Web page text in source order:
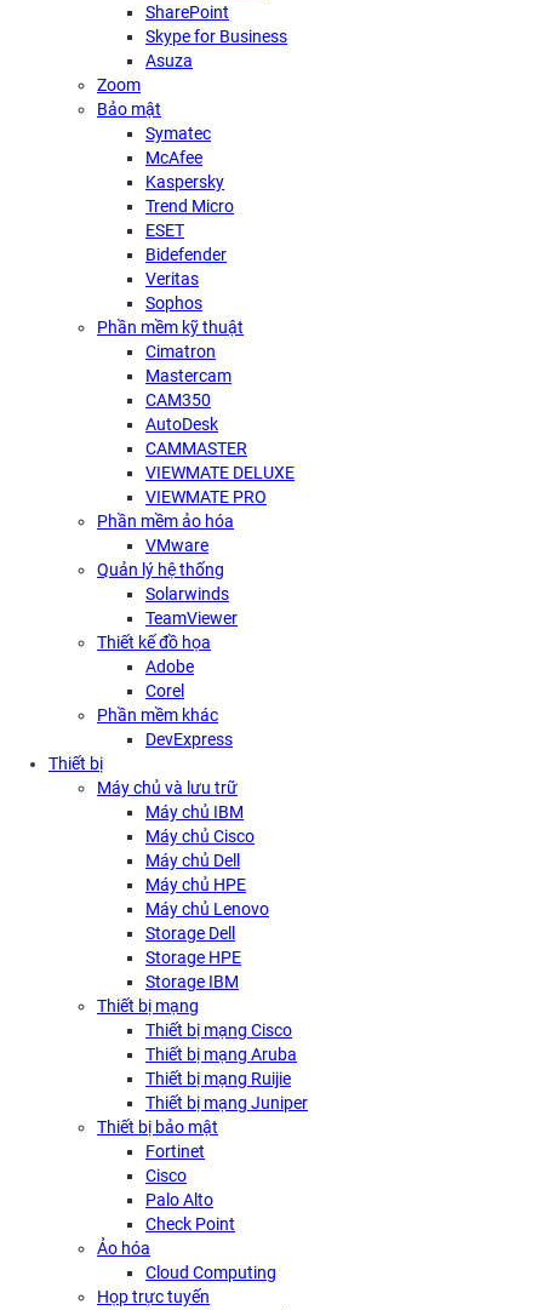
SharePoint
Skype for Business
Asuza
Zoom
Bảo mật
Symatec
McAfee
Kaspersky
Trend Micro
ESET
Bidefender
Veritas
Sophos
Phần mềm kỹ thuật
Cimatron
Mastercam
CAM350
AutoDesk
CAMMASTER
VIEWMATE DELUXE
VIEWMATE PRO
Phần mềm ảo hóa
VMware
Quản lý hệ thống
Solarwinds
TeamViewer
Thiết kế đồ họa
Adobe
Corel
Phần mềm khác
DevExpress
Thiết bị
Máy chủ và lưu trữ
Máy chủ IBM
Máy chủ Cisco
Máy chủ Dell
Máy chủ HPE
Máy chủ Lenovo
Storage Dell
Storage HPE
Storage IBM
Thiết bị mạng
Thiết bị mạng Cisco
Thiết bị mạng Aruba
Thiết bị mạng Ruijie
Thiết bị mạng Juniper
Thiết bị bảo mật
Fortinet
Cisco
Palo Alto
Check Point
Ảo hóa
Cloud Computing
Họp trực tuyến